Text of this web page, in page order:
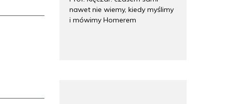
nawet nie wiemy, kiedy myślimy
i mówimy Homerem